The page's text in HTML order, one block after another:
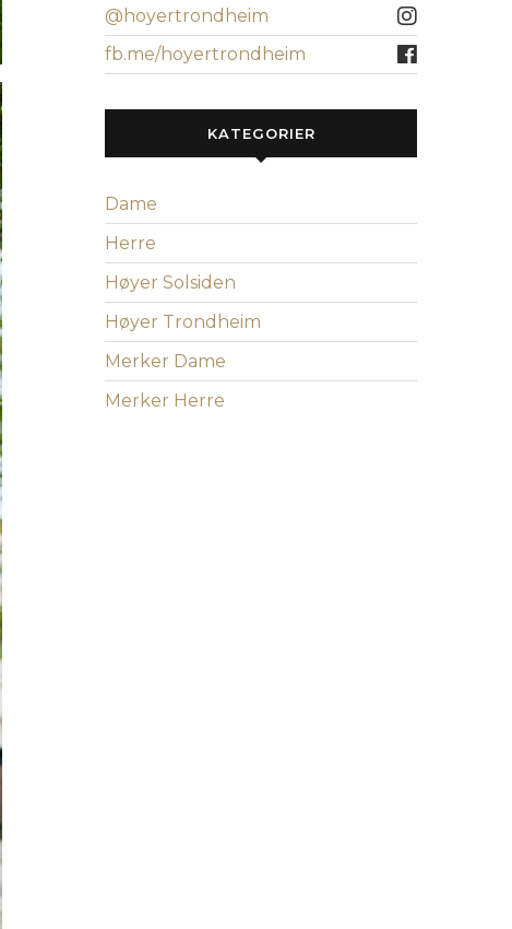
@hoyertrondheim
fb.me/hoyertrondheim
KATEGORIER
Dame
Herre
Høyer Solsiden
Høyer Trondheim
Merker Dame
Merker Herre